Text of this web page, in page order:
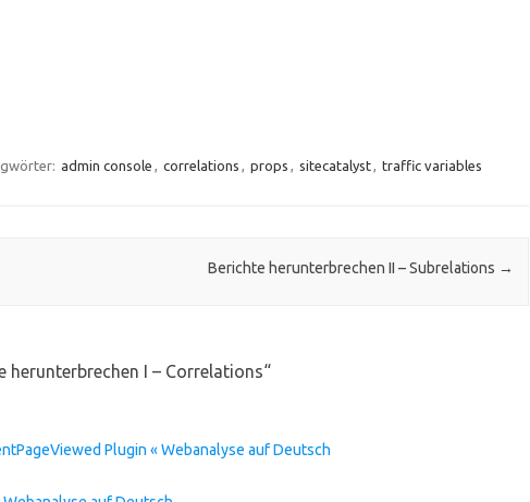
admin console , correlations , props , sitecatalyst, traffic variables
Berichte herunterbrechen II – Subrelations →
herunterbrechen I – Correlations“
Plugin « Webanalyse auf Deutsch